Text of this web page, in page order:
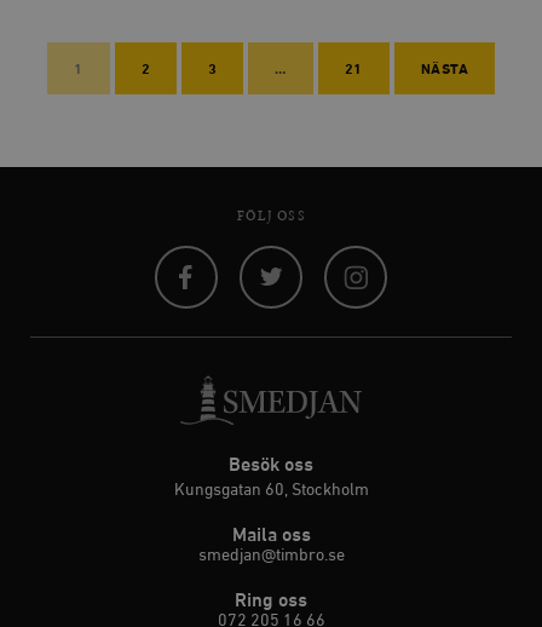
1 2 3 … 21 NÄSTA
FÖLJ OSS
Besök oss
Kungsgatan 60, Stockholm
Maila oss
smedjan@timbro.se
Ring oss
072 205 16 66